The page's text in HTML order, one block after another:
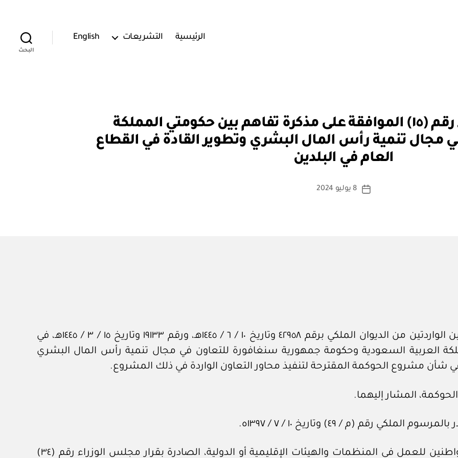
الرئيسية التشريعات English
البحث
قرار مجلس الوزراء رقم (١٥) الموافقة على مذكرة تفاهم بين حكومتي المملكة
مجال تنمية رأس المال البشري وتطوير القادة في القطاع
العام في البلدين
كاتب
ا
س
ة
تاريخ
8 يوليو 2024
إن مجلس الوزراء بعد الاطلاع على المعاملتين الواردتين من الديوان الملكي برقم ٤٢٩٥٨ وتاريخ ١٠ / ٦ / ١٤٤٥هـ، ورقم ١٩١٣٣ وتاريخ ١٥ / ٣ / ١٤٤٥هـ، في
العربية السعودية وحكومة جمهورية سنغافورة للتعاون في مجال تنمية رأس المال البشري
شأن مشروع الحوكمة المقترحة لتنفيذ محاور التعاون الواردة في ذلك المشروع.
المشار إليهما.
رقم (م / ٤٩) وتاريخ ١٠ / ٧ / ١٣٩٧ه.
وبعد الاطلاع على ترتيبات ترشيح واختيار المواطنين للعمل في المنظمات والهيئات الإقليمية أو الدولية، الصادرة بقرار مجلس الوزراء رقم (٣٤)